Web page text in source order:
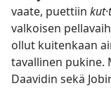
vaate, puettiin
valkoisen
ollut kuitenkaan
tavallinen pukine.
Daavidin sekä